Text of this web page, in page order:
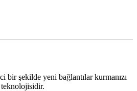
bir şekilde yeni bağlantılar kurmanızı